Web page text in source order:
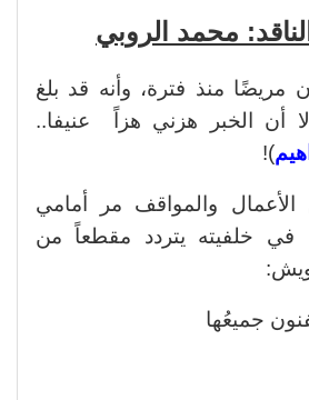
محمد الروبي
مريضًا منذ فترة، وأنه قد بلغ
أن الخبر هزني هزاً عنيفا..
)!
والمواقف مر أمامي
في خلفيته يتردد مقطعاً من
جميعُها